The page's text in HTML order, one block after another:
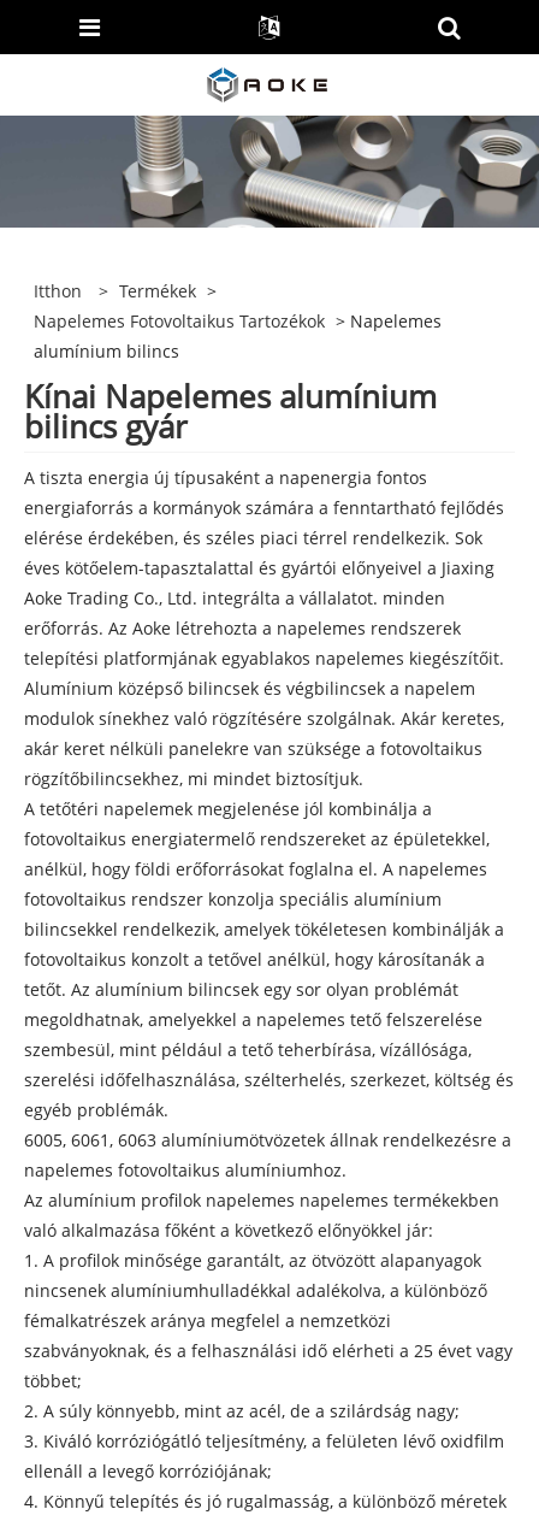
Itthon > Termékek >
Napelemes Fotovoltaikus Tartozékok > Napelemes
alumínium bilincs
Kínai Napelemes alumínium
bilincs gyár
A tiszta energia új típusaként a napenergia fontos
energiaforrás a kormányok számára a fenntartható fejlődés
elérése érdekében, és széles piaci térrel rendelkezik. Sok
éves kötőelem-tapasztalattal és gyártói előnyeivel a Jiaxing
Aoke Trading Co., Ltd. integrálta a vállalatot. minden
erőforrás. Az Aoke létrehozta a napelemes rendszerek
telepítési platformjának egyablakos napelemes kiegészítőit.
Alumínium középső bilincsek és végbilincsek a napelem
modulok sínekhez való rögzítésére szolgálnak. Akár keretes,
akár keret nélküli panelekre van szüksége a fotovoltaikus
rögzítőbilincsekhez, mi mindet biztosítjuk.
A tetőtéri napelemek megjelenése jól kombinálja a
fotovoltaikus energiatermelő rendszereket az épületekkel,
anélkül, hogy földi erőforrásokat foglalna el. A napelemes
fotovoltaikus rendszer konzolja speciális alumínium
bilincsekkel rendelkezik, amelyek tökéletesen kombinálják a
fotovoltaikus konzolt a tetővel anélkül, hogy károsítanák a
tetőt. Az alumínium bilincsek egy sor olyan problémát
megoldhatnak, amelyekkel a napelemes tető felszerelése
szembesül, mint például a tető teherbírása, vízállósága,
szerelési időfelhasználása, szélterhelés, szerkezet, költség és
egyéb problémák.
6005, 6061, 6063 alumíniumötvözetek állnak rendelkezésre a
napelemes fotovoltaikus alumíniumhoz.
Az alumínium profilok napelemes napelemes termékekben
való alkalmazása főként a következő előnyökkel jár:
1. A profilok minősége garantált, az ötvözött alapanyagok
nincsenek alumíniumhulladékkal adalékolva, a különböző
fémalkatrészek aránya megfelel a nemzetközi
szabványoknak, és a felhasználási idő elérheti a 25 évet vagy
többet;
2. A súly könnyebb, mint az acél, de a szilárdság nagy;
3. Kiváló korróziógátló teljesítmény, a felületen lévő oxidfilm
ellenáll a levegő korróziójának;
4. Könnyű telepítés és jó rugalmasság, a különböző méretek